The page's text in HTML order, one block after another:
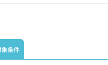
条件